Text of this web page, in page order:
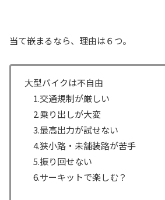
当て嵌まるなら、理由は６つ。
大型バイクは不自由
1.交通規制が厳しい
2.乗り出しが大変
3.最高出力が試せない
4.狭小路・未舗装路が苦手
5.振り回せない
6.サーキットで楽しむ？